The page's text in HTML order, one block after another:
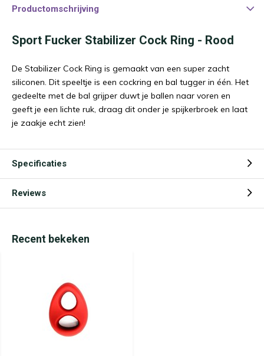
Productomschrijving
Sport Fucker Stabilizer Cock Ring - Rood
De Stabilizer Cock Ring is gemaakt van een super zacht
siliconen. Dit speeltje is een cockring en bal tugger in één. Het
gedeelte met de bal grijper duwt je ballen naar voren en
geeft je een lichte ruk, draag dit onder je spijkerbroek en laat
je zaakje echt zien!
Specificaties
Reviews
Recent bekeken